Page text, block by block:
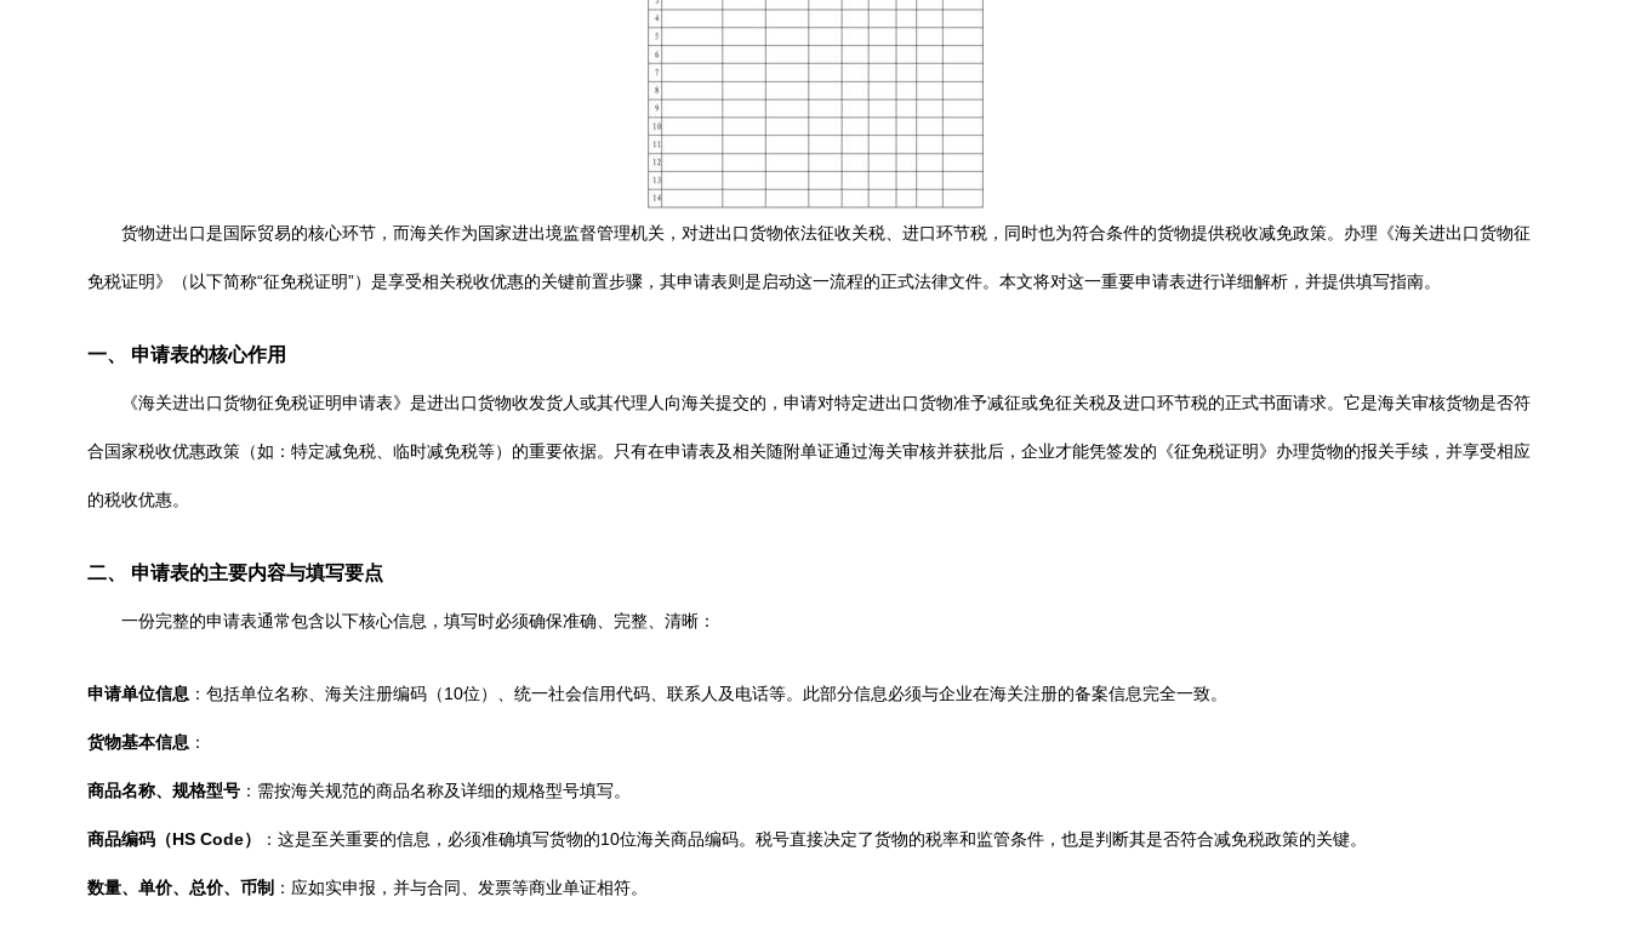
货物进出口是国际贸易的核心环节，而海关作为国家进出境监督管理机关，对进出口货物依法征收关税、进口环节税，同时也为符合条件的货物提供税收减免政策。办理《海关进出口货物征
免税证明》（以下简称“征免税证明”）是享受相关税收优惠的关键前置步骤，其申请表则是启动这一流程的正式法律文件。本文将对这一重要申请表进行详细解析，并提供填写指南。
一、 申请表的核心作用
《海关进出口货物征免税证明申请表》是进出口货物收发货人或其代理人向海关提交的，申请对特定进出口货物准予减征或免征关税及进口环节税的正式书面请求。它是海关审核货物是否符
合国家税收优惠政策（如：特定减免税、临时减免税等）的重要依据。只有在申请表及相关随附单证通过海关审核并获批后，企业才能凭签发的《征免税证明》办理货物的报关手续，并享受相应
的税收优惠。
二、 申请表的主要内容与填写要点
一份完整的申请表通常包含以下核心信息，填写时必须确保准确、完整、清晰：
申请单位信息 ：包括单位名称、海关注册编码（10位）、统一社会信用代码、联系人及电话等。此部分信息必须与企业在海关注册的备案信息完全一致。
货物基本信息 ：
商品名称、规格型号 ：需按海关规范的商品名称及详细的规格型号填写。
商品编码（HS Code） ：这是至关重要的信息，必须准确填写货物的10位海关商品编码。税号直接决定了货物的税率和监管条件，也是判断其是否符合减免税政策的关键。
数量、单价、总价、币制 ：应如实申报，并与合同、发票等商业单证相符。